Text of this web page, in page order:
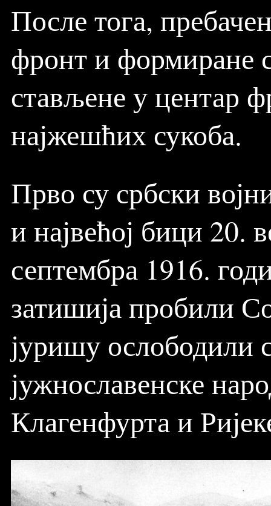
После тога,
фронт и формиране
стављене у центар
најжешћих сукоба.
Прво су србски
и највећој бици 20.
септембра 1916.
затишија пробили
јуришу ослободили
јужнославенске
Клагенфурта и